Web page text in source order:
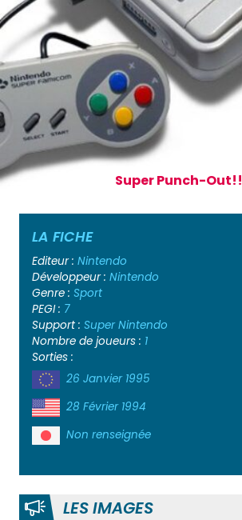
Super Punch-Out!!
LA FICHE
Editeur : Nintendo
Développeur : Nintendo
Genre : Sport
PEGI : 7
Support : Super Nintendo
Nombre de joueurs : 1
Sorties :
26 Janvier 1995
28 Février 1994
Non renseignée
LES IMAGES